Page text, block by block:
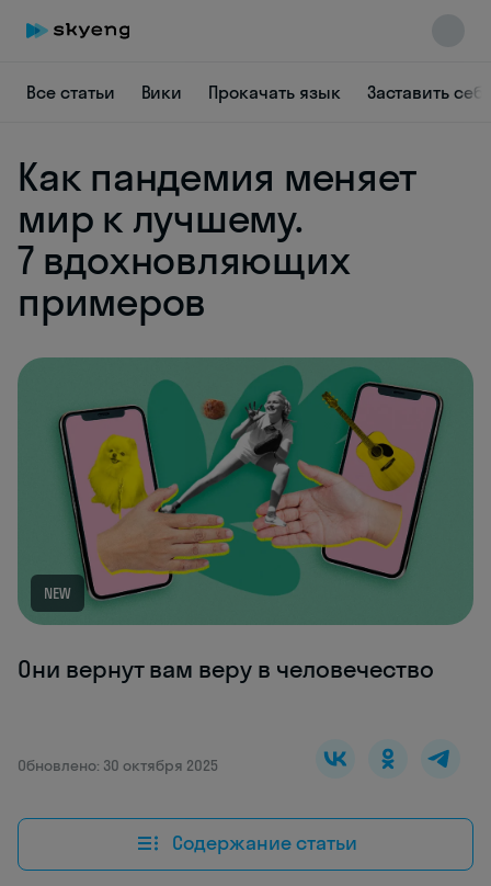
Все статьи Вики Прокачать язык Заставить
Как пандемия меняет
мир к лучшему.
7 вдохновляющих
примеров
NEW
Они вернут вам веру в человечество
Обновлено: 30 октября 2025
Содержание статьи
Skyeng Chat
online